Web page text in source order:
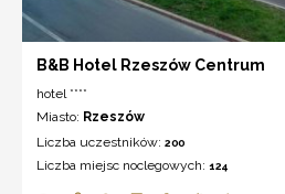
B&B Hotel Rzeszów Centrum
hotel ****
Miasto: Rzeszów
Liczba uczestników: 200
Liczba miejsc noclegowych: 124